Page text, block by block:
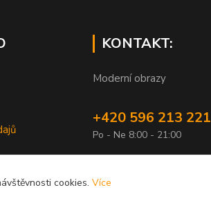
KONTAKT:
Moderní obrazy
+420 596 213 221
Po - Ne 8:00 - 21:00
cookies. Více